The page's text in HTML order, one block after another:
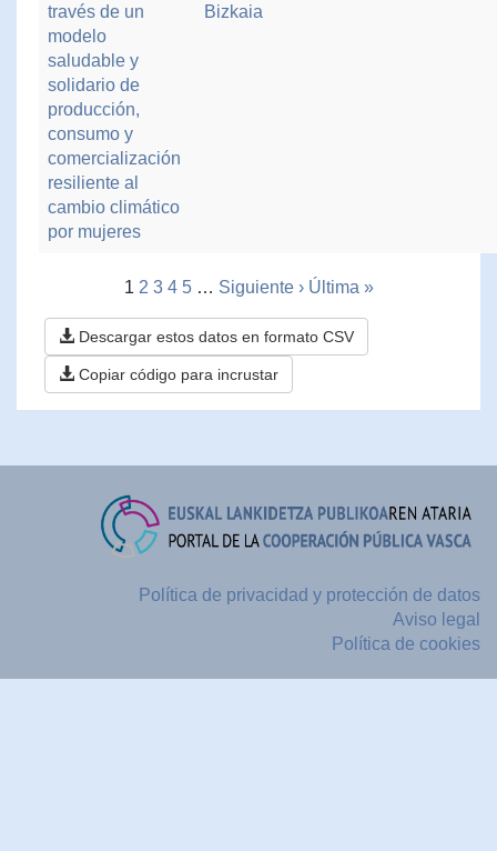
través de un
modelo
saludable y
solidario de
producción,
consumo y
comercialización
resiliente al
cambio climático
por mujeres
Bizkaia
1 2 3 4 5 … Siguiente › Última »
Descargar estos datos en formato CSV
Copiar código para incrustar
Política de privacidad y protección de datos
Aviso legal
Política de cookies